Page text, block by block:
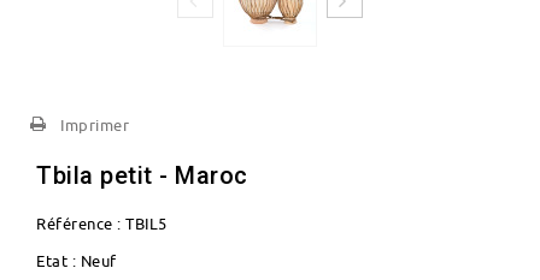
Imprimer
Tbila petit - Maroc
Référence : TBIL5
Etat : Neuf